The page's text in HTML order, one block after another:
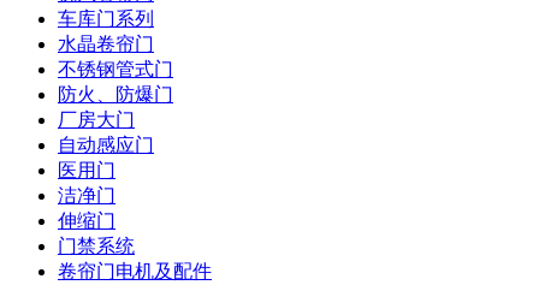
车库门系列
水晶卷帘门
不锈钢管式门
防火、防爆门
厂房大门
自动感应门
医用门
洁净门
伸缩门
门禁系统
卷帘门电机及配件